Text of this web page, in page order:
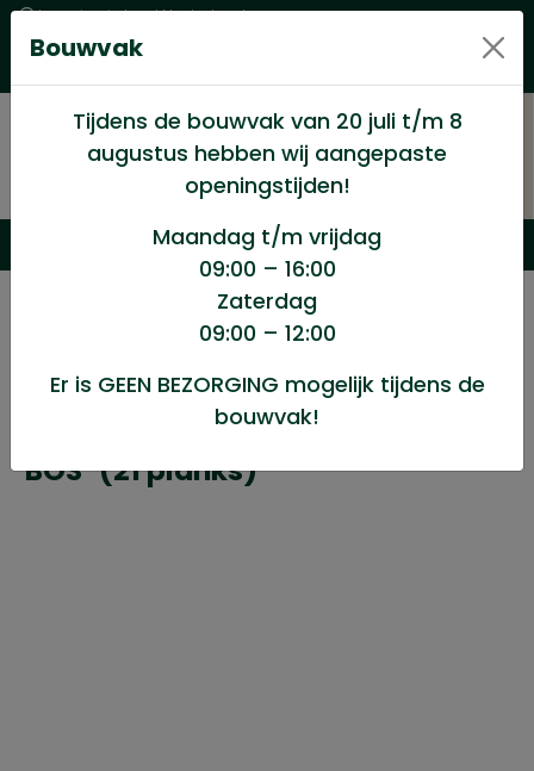
Levering in heel Nederland
Goede kwaliteitsproducten met een eerlijke prijs
Tuinhout Douglas/
Douglas scherm 90x180cm model “BOS” (21 planks)
Douglas scherm 90x180cm model
"BOS" (21 planks)
Bouwvak
Tijdens de bouwvak van 20 juli t/m 8
augustus hebben wij aangepaste
openingstijden!
Maandag t/m vrijdag
09:00 – 16:00
Zaterdag
09:00 – 12:00
Er is GEEN BEZORGING mogelijk tijdens de
bouwvak!